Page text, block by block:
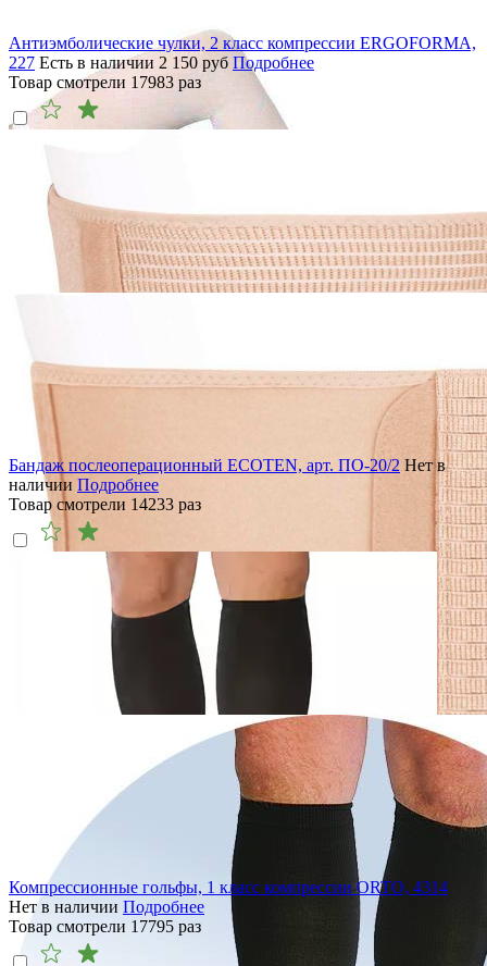
Антиэмболические чулки, 2 класс компрессии ERGOFORMA,
227 Есть в наличии 2 150 руб Подробнее
Товар смотрели 17983 раз
Бандаж послеоперационный ECOTEN, арт. ПО-20/2 Нет в
наличии Подробнее
Товар смотрели 14233 раз
Компрессионные гольфы, 1 класс компрессии ORTO, 4314
Нет в наличии Подробнее
Товар смотрели 17795 раз